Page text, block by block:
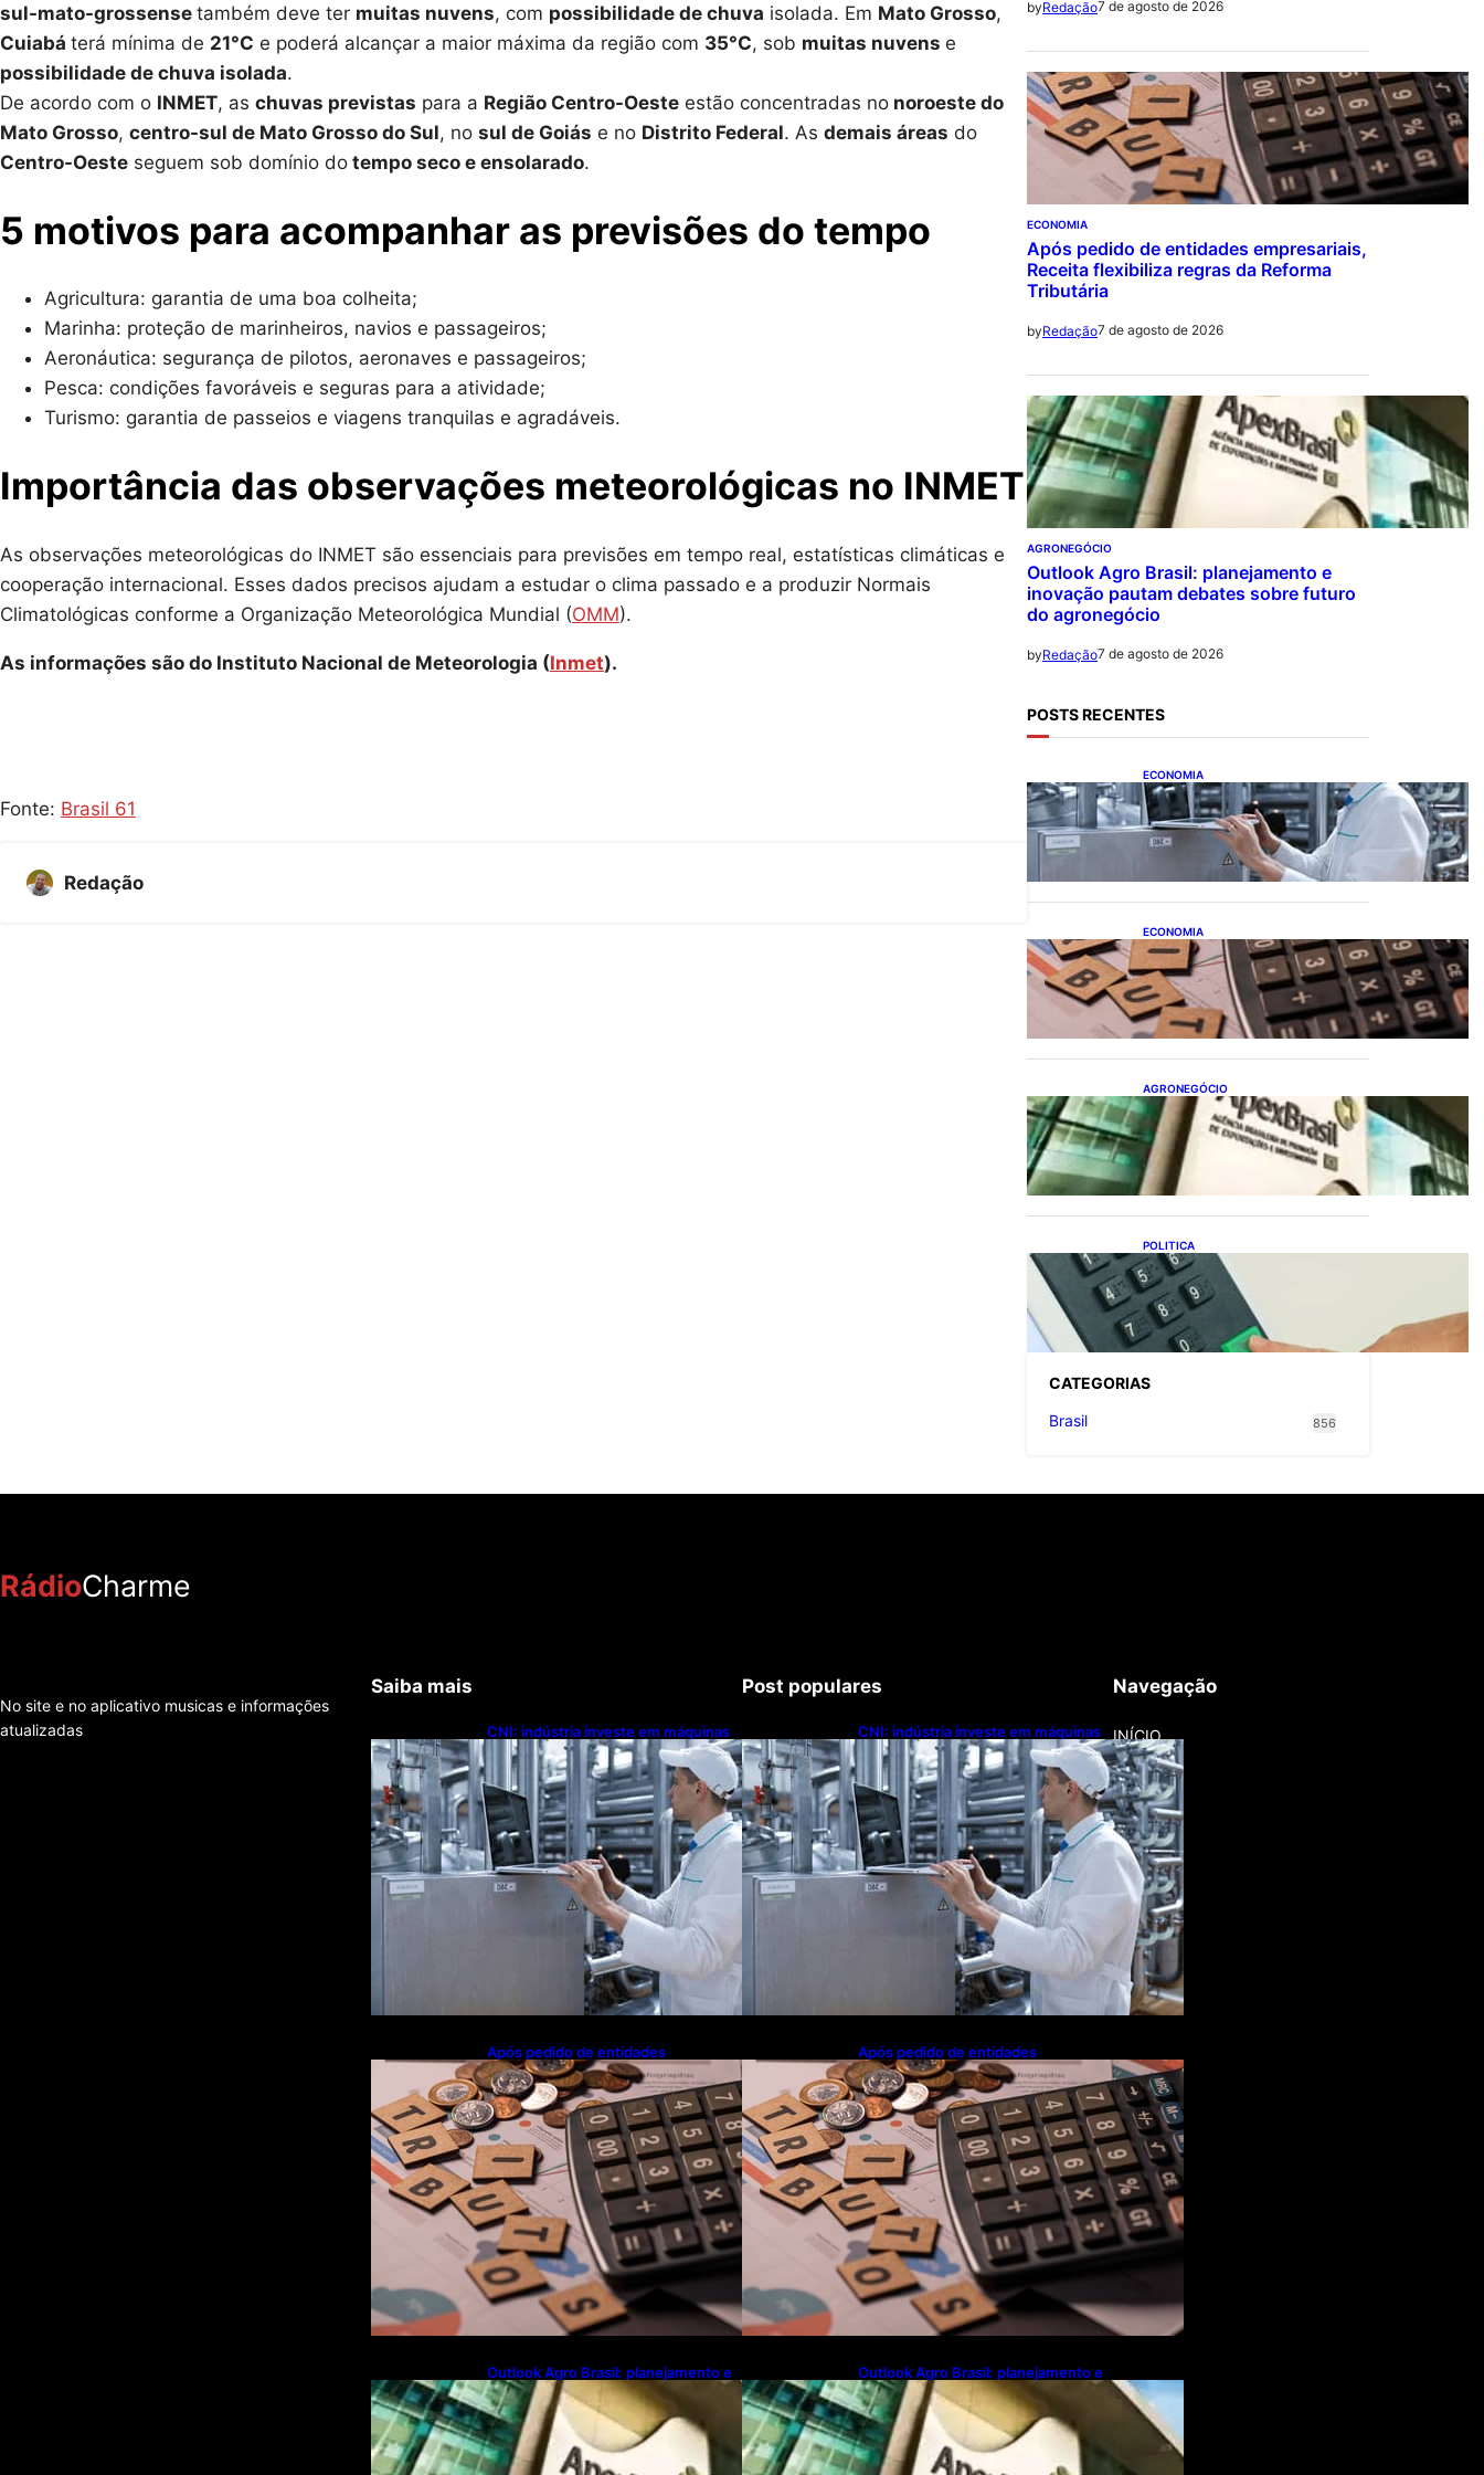
sul-mato-grossense também deve ter muitas nuvens, com possibilidade de chuva isolada. Em Mato Grosso,
Cuiabá terá mínima de 21°C e poderá alcançar a maior máxima da região com 35°C, sob muitas nuvens e
possibilidade de chuva isolada.
De acordo com o INMET, as chuvas previstas para a Região Centro-Oeste estão concentradas no noroeste do
Mato Grosso, centro-sul de Mato Grosso do Sul, no sul de Goiás e no Distrito Federal. As demais áreas do
Centro-Oeste seguem sob domínio do tempo seco e ensolarado.
5 motivos para acompanhar as previsões do tempo
Agricultura: garantia de uma boa colheita;
Marinha: proteção de marinheiros, navios e passageiros;
Aeronáutica: segurança de pilotos, aeronaves e passageiros;
Pesca: condições favoráveis e seguras para a atividade;
Turismo: garantia de passeios e viagens tranquilas e agradáveis.
Importância das observações meteorológicas no INMET
As observações meteorológicas do INMET são essenciais para previsões em tempo real, estatísticas climáticas e
cooperação internacional. Esses dados precisos ajudam a estudar o clima passado e a produzir Normais
Climatológicas conforme a Organização Meteorológica Mundial (OMM).
As informações são do Instituto Nacional de Meteorologia (Inmet).
Fonte: Brasil 61
Redação
byRedação7 de agosto de 2026
ECONOMIA
Após pedido de entidades empresariais,
Receita flexibiliza regras da Reforma
Tributária
byRedação7 de agosto de 2026
AGRONEGÓCIO
Outlook Agro Brasil: planejamento e
inovação pautam debates sobre futuro
do agronegócio
byRedação7 de agosto de 2026
POSTS RECENTES
ECONOMIA
CNI: indústria investe em
máquinas novas, mas
modernização tecnológica
avança lentamente
ECONOMIA
Após pedido de entidades
empresariais, Receita
flexibiliza regras da
Reforma Tributária
AGRONEGÓCIO
Outlook Agro Brasil:
planejamento e inovação
pautam debates sobre
futuro do agronegócio
POLITICA
Viracasacas? Em 2022, 259
municípios votaram mais
em Lula no 1º turno e em
Jair no 2º
CATEGORIAS
Brasil
856
RádioCharme
No site e no aplicativo musicas e informações
atualizadas
Saiba mais
CNI: indústria investe em máquinas
novas, mas modernização
tecnológica avança lentamente
Após pedido de entidades
empresariais, Receita flexibiliza
regras da Reforma Tributária
Outlook Agro Brasil: planejamento e
inovação pautam debates sobre
futuro do agronegócio
Post populares
CNI: indústria investe em máquinas
novas, mas modernização
tecnológica avança lentamente
Após pedido de entidades
empresariais, Receita flexibiliza
regras da Reforma Tributária
Outlook Agro Brasil: planejamento e
inovação pautam debates sobre
futuro do agronegócio
Navegação
INÍCIO